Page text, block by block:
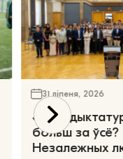
31 ліпеня, 2026
«Чаго
больш за ўсё?
Незалежных